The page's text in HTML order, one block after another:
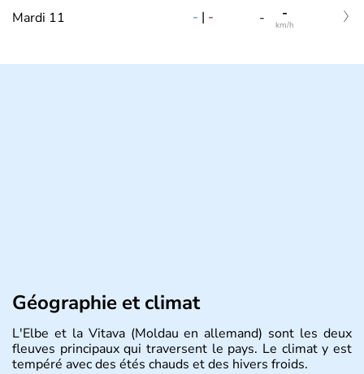
Mardi 11 - | - - -
km/h
Géographie et climat
L'Elbe et la Vitava (Moldau en allemand) sont les deux
fleuves principaux qui traversent le pays. Le climat y est
tempéré avec des étés chauds et des hivers froids.